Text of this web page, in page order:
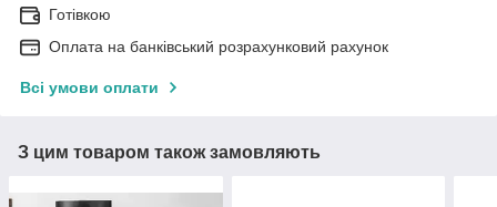
Готівкою
Оплата на банківський розрахунковий рахунок
Всі умови оплати
З цим товаром також замовляють